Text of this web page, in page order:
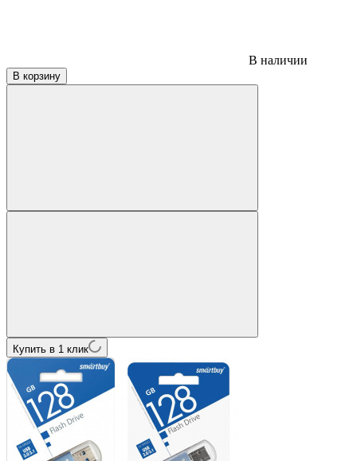
В наличии
В корзину
Купить в 1 клик